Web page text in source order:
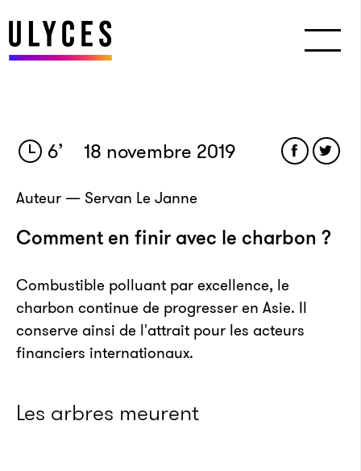
6’ 18 novembre 2019
Auteur — Servan Le Janne
Comment en finir avec le charbon ?
Combustible polluant par excellence, le
charbon continue de progresser en Asie. Il
conserve ainsi de l'attrait pour les acteurs
financiers internationaux.
Les arbres meurent